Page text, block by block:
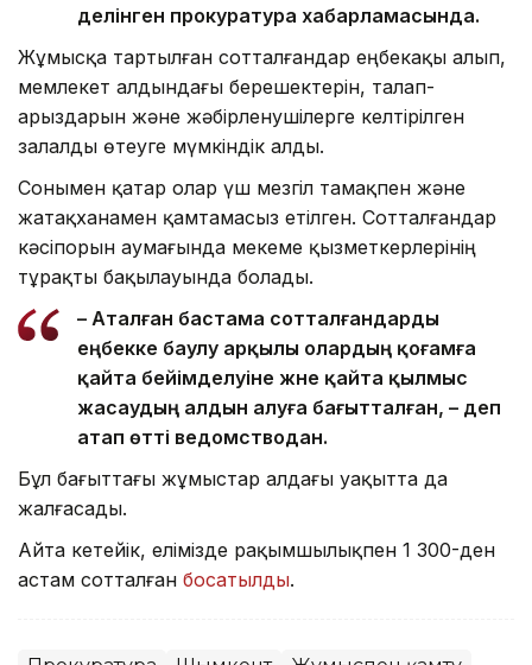
делінген прокуратура хабарламасында.
Жұмысқа тартылған сотталғандар еңбекақы алып,
мемлекет алдындағы берешектерін, талап-
арыздарын және жәбірленушілерге келтірілген
залалды өтеуге мүмкіндік алды.
Сонымен қатар олар үш мезгіл тамақпен және
жатақханамен қамтамасыз етілген. Сотталғандар
кәсіпорын аумағында мекеме қызметкерлерінің
тұрақты бақылауында болады.
– Аталған бастама сотталғандарды
еңбекке баулу арқылы олардың қоғамға
қайта бейімделуіне және қайта қылмыс
жасаудың алдын алуға бағытталған, – деп
атап өтті ведомстводан.
Бұл бағыттағы жұмыстар алдағы уақытта да
жалғасады.
Айта кетейік, елімізде рақымшылықпен 1 300-ден
астам сотталған босатылды.